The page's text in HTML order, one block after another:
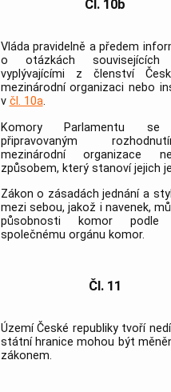
Čl. 10b
Vládapravidelně a předem
o otázkách
vyplývajícími z členství
mezinárodní organizaci nebo
v čl. 10a.
Komory Parlamentu
připravovaným
mezinárodní organizace
způsobem, který stanoví jejich
Zákon o zásadách jednání a
mezi sebou, jakož i navenek,
působnosti komor podle
společnému orgánu komor.
Čl. 11
Území České republiky tvoří
státní hranice mohou být
zákonem.